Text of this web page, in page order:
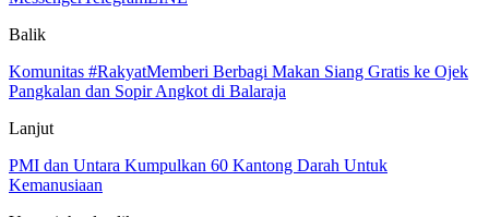
Balik
Komunitas #RakyatMemberi Berbagi Makan Siang Gratis ke Ojek
Pangkalan dan Sopir Angkot di Balaraja
Lanjut
PMI dan Untara Kumpulkan 60 Kantong Darah Untuk
Kemanusiaan